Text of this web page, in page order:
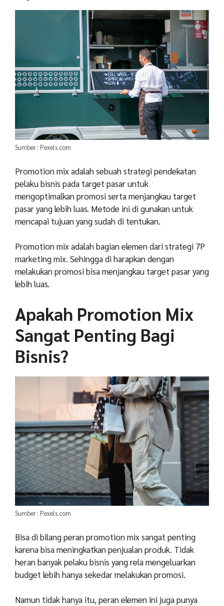
Sumber : Pexels.com
Promotion mix adalah sebuah strategi pendekatan
pelaku bisnis pada target pasar untuk
mengoptimalkan promosi serta menjangkau target
pasar yang lebih luas. Metode ini di gunakan untuk
mencapai tujuan yang sudah di tentukan.
Promotion mix adalah bagian elemen dari strategi 7P
marketing mix. Sehingga di harapkan dengan
melakukan promosi bisa menjangkau target pasar yang
lebih luas.
Apakah Promotion Mix
Sangat Penting Bagi
Bisnis?
Sumber : Pexels.com
Bisa di bilang peran promotion mix sangat penting
karena bisa meningkatkan penjualan produk. Tidak
heran banyak pelaku bisnis yang rela mengeluarkan
budget lebih hanya sekedar melakukan promosi.
Namun tidak hanya itu, peran elemen ini juga punya